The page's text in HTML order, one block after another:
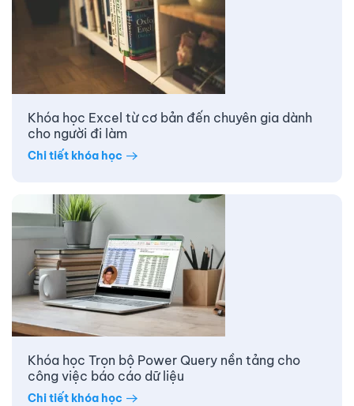
Khóa học Excel từ cơ bản đến chuyên gia dành
cho người đi làm
Chi tiết khóa học
Khóa học Trọn bộ Power Query nền tảng cho
công việc báo cáo dữ liệu
Chi tiết khóa học